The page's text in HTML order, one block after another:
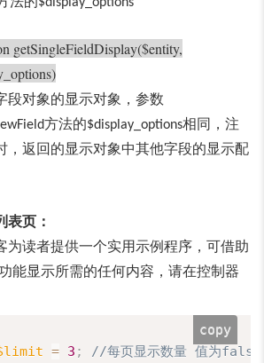
getSingleFieldDisplay($entity,
段对象的显示对象，参数
方法的$display_options相同，注
，返回的显示对象中其他字段的显示配
表页：
为读者提供一个实用示例程序，可借助
能显示所需的任何内容，请在控制器
= 3 ;
//每页显示数量 值为false
copy